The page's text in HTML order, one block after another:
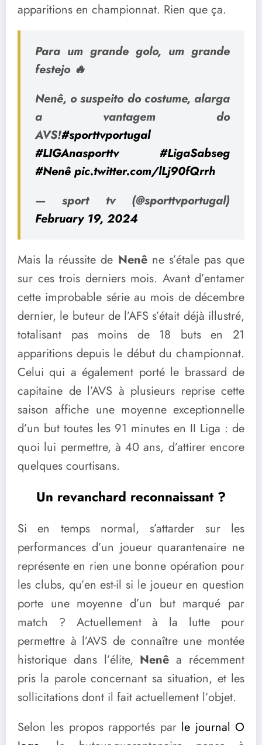
apparitions en championnat. Rien que ça.
Para um grande golo, um grande
festejo 🔥
Nenê, o suspeito do costume, alarga
a vantagem do
AVS!#sporttvportugal
#LIGAnasporttv
#LigaSabseg
#Nenê pic.twitter.com/lLj90fQrrh
— sport tv (@sporttvportugal)
February 19, 2024
Mais la réussite de Nenêne s’étale pas que
sur ces trois derniers mois. Avant d’entamer
cette improbable série au mois de décembre
dernier, le buteur de l’AFS s’était déjà illustré,
totalisant pas moins de 18 buts en 21
apparitions depuis le début du championnat.
Celui qui a également porté le brassard de
capitaine de l’AVS à plusieurs reprise cette
saison affiche une moyenne exceptionnelle
d’un but toutes les 91 minutes en II Liga : de
quoi lui permettre, à 40 ans, d’attirer encore
quelques courtisans.
Un revanchard reconnaissant ?
Si en temps normal, s’attarder sur les
performances d’un joueur quarantenaire ne
représente en rien une bonne opération pour
les clubs, qu’en est-il si le joueur en question
porte une moyenne d’un but marqué par
match ? Actuellement à la lutte pour
permettre à l’AVS de connaître une montée
historique dans l’élite, Nenê a récemment
pris la parole concernant sa situation, et les
sollicitations dont il fait actuellement l’objet.
Selon les propos rapportés par le journal O